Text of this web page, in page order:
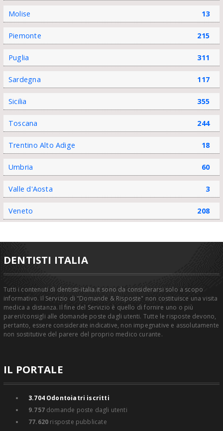
Molise 13
Piemonte 215
Puglia 311
Sardegna 117
Sicilia 355
Toscana 244
Trentino Alto Adige 18
Umbria 60
Valle d'Aosta 3
Veneto 208
DENTISTI ITALIA
Tutti i contenuti di dentisti-italia.it sono da considerarsi solo a scopo
informativo. Il Servizio di "Domande & Risposte" non costituisce una visita
medica a distanza. Il fine del Servizio è quello di fornire uno o più
pareri/consigli alle domande poste dagli utenti. Tutte le risposte devono,
pertanto, essere considerate indicative, non impegnative e assolutamente
non sostitutive del parere del proprio medico curante.
IL PORTALE
3.704Odontoiatri iscritti
9.757domande poste dagli utenti
77.620 risposte pubblicate